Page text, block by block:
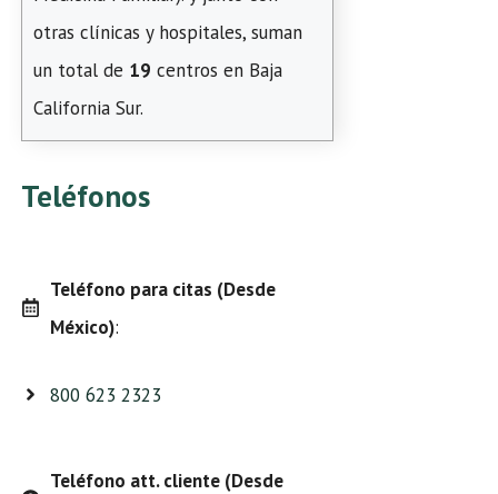
otras clínicas y hospitales, suman
un total de 19 centros en Baja
California Sur.
Teléfonos
Teléfono para citas (Desde
México):
800 623 2323
Teléfono att. cliente (Desde